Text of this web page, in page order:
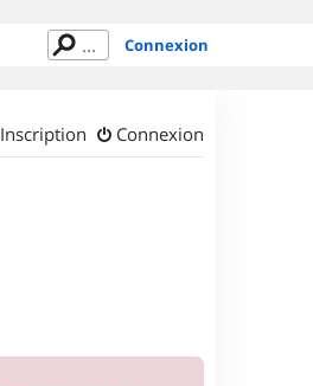
Connexion
Connexion
Inscription